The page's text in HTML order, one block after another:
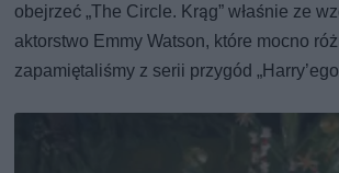
obejrzeć „The Circle. Krąg” właśnie ze
aktorstwo Emmy Watson, które mocno
zapamiętaliśmy z serii przygód